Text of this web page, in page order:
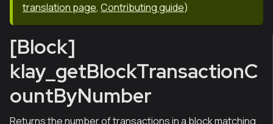
translation page, Contributing guide)
[Block]
klay_getBlockTransactionC
ountByNumber
Returns the number of transactions in a block matching